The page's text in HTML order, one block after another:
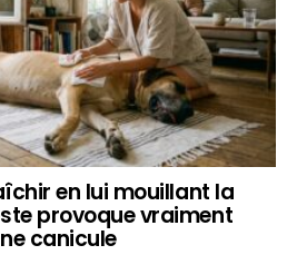
en lui mouillant la
provoque vraiment
canicule